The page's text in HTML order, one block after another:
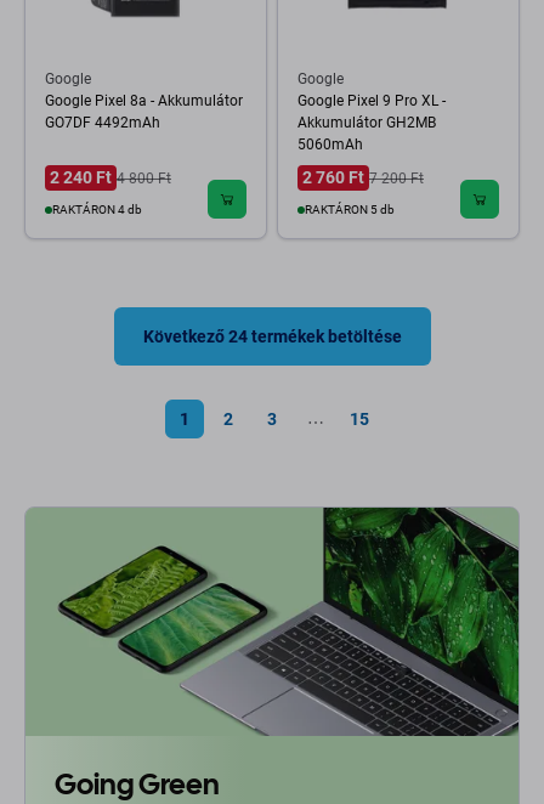
Google
Google Pixel 8a - Akkumulátor
GO7DF 4492mAh
2 240 Ft 4 800 Ft
RAKTÁRON 4 db
Google
Google Pixel 9 Pro XL -
Akkumulátor GH2MB
5060mAh
2 760 Ft 7 200 Ft
RAKTÁRON 5 db
Következő 24 termékek betöltése
1 2 3 ⋯ 15
Going Green